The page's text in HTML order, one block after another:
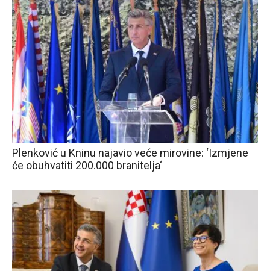
Plenković u Kninu najavio veće mirovine: ‘Izmjene
će obuhvatiti 200.000 branitelja‘